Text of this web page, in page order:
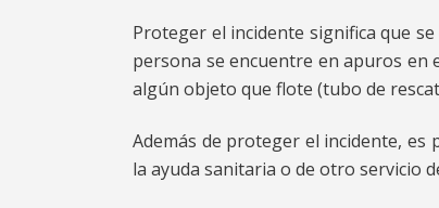
Proteger el incidente significa que
persona se encuentre en apuros en
algún objeto que flote (tubo de
Además de proteger el incidente,
la ayuda sanitaria o de otro servicio